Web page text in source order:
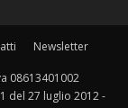
Newsletter
08613401002
del 27 luglio 2012 -